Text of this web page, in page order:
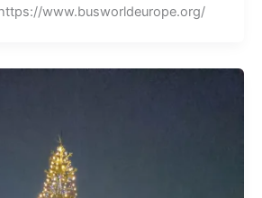
www.busworldeurope.org/